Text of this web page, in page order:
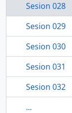
Sesion 028
Sesion 029
Sesion 030
Sesion 031
Sesion 032
...